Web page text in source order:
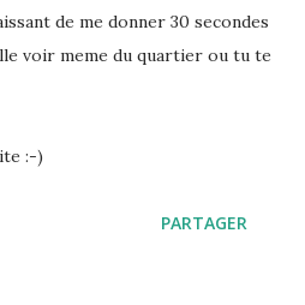
de me donner 30 secondes
voir meme du quartier ou tu te
:-)
PARTAGER